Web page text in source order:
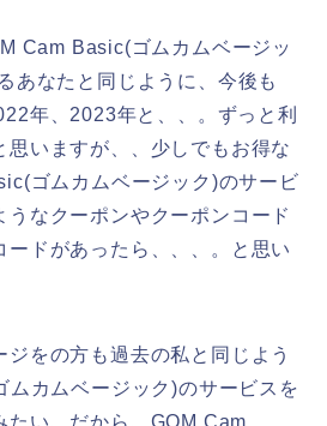
Cam Basic(ゴムカムベージッ
あなたと同じように、今後も
年、2023年と、、。ずっと利
思いますが、、少しでもお得な
ゴムカムベージック)のサービ
うなクーポンやクーポンコード
ードがあったら、、、。と思い
をの方も過去の私と同じよう
ムカムベージック)のサービスを